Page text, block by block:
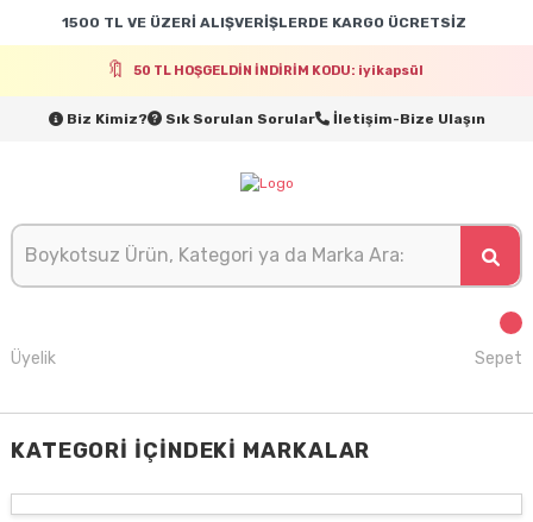
1500 TL VE ÜZERİ ALIŞVERİŞLERDE KARGO ÜCRETSİZ
50 TL HOŞGELDİN İNDİRİM KODU: iyikapsül
Biz Kimiz? Sık Sorulan Sorular İletişim-Bize Ulaşın
Üyelik Sepet
KATEGORI İÇINDEKI MARKALAR